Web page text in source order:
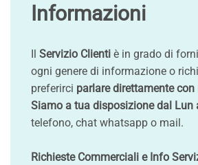
Informazioni
Il Servizio Clienti è in grado di
ogni genere di informazione o
preferirci parlare direttamente con
Siamo a tua disposizione dal Lun
telefono, chat whatsapp o mail.
Richieste Commerciali e Info